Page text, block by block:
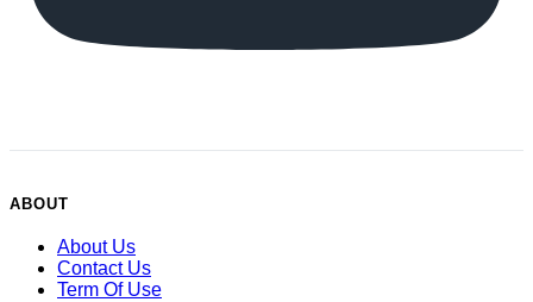
ABOUT
About Us
Contact Us
Term Of Use